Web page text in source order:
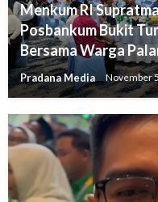
Menkum RI
Posbankum Bukit
Bersama Warga
Pradana Media November